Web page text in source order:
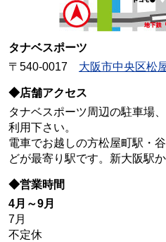
タナベスポーツ
〒540-0017 大阪市中央区松
◆店舗アクセス
タナベスポーツ周辺の駐車場
利用下さい。
電車でお越しの方松屋町駅・
どが最寄り駅です。新大阪駅
◆営業時間
4月～9月
7月
不定休